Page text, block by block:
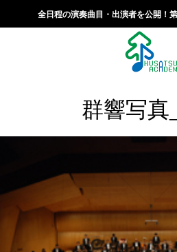
全日程の演奏曲目・出演者を公開！
群響写真